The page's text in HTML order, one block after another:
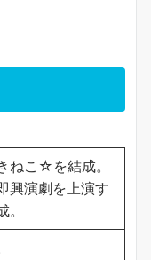
ねこ☆を結成。
興演劇を上演す